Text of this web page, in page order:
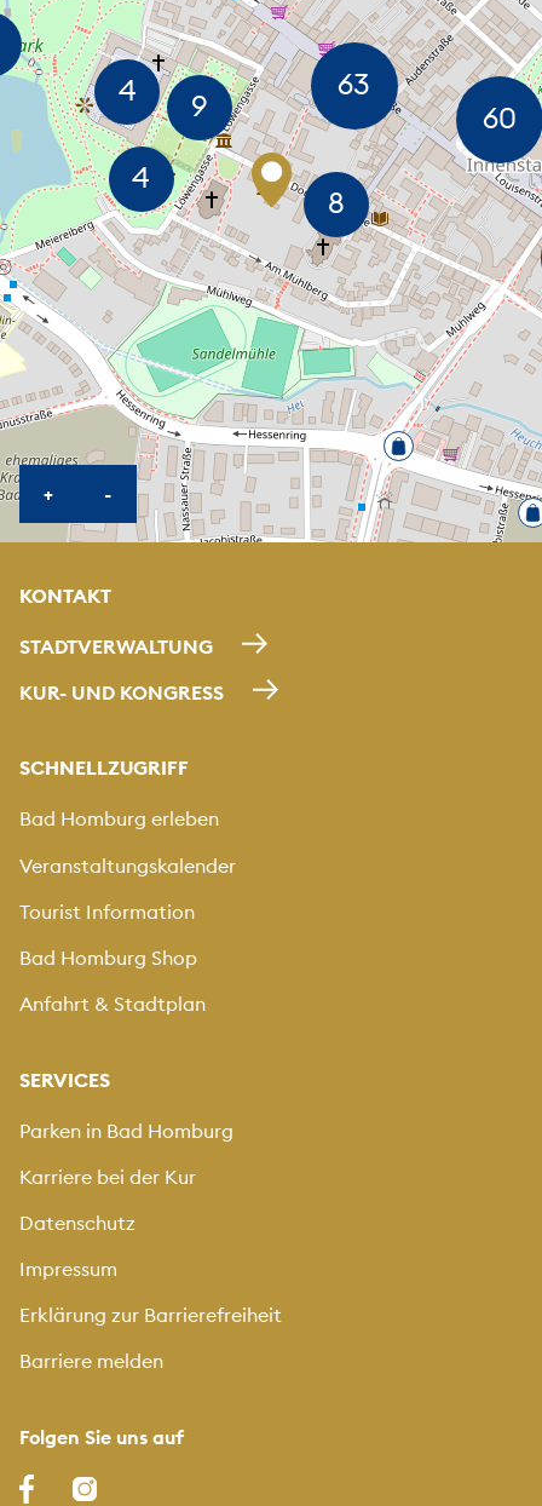
+KARTE HEREINZOOMEN
-KARTE HERAUSZOOMEN
KONTAKT
STADTVERWALTUNG
KUR- UND KONGRESS
SCHNELLZUGRIFF
Bad Homburg erleben
Veranstaltungskalender
Tourist Information
Bad Homburg Shop
Anfahrt & Stadtplan
SERVICES
Parken in Bad Homburg
Karriere bei der Kur
Datenschutz
Impressum
Erklärung zur Barrierefreiheit
Barriere melden
Folgen Sie uns auf